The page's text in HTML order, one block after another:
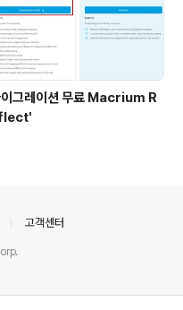
그레이션 무료 Macrium R
고객센터